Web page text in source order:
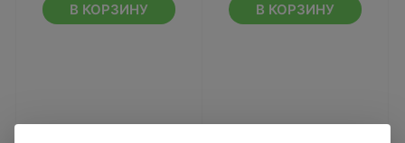
В КОРЗИНУ В КОРЗИНУ